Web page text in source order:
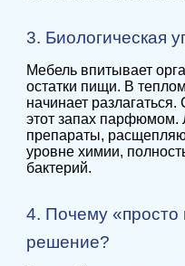
3. Биологическая
Мебель впитывает
остатки пищи. В
начинает
этот запах парфюмом.
препараты,
уровне химии,
бактерий.
4. Почему
решение?